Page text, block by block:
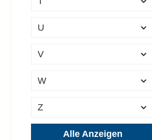
U
V
W
Z
Alle Anzeigen